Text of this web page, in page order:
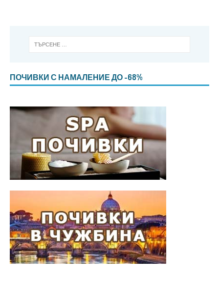
ПОЧИВКИ С НАМАЛЕНИЕ ДО -68%